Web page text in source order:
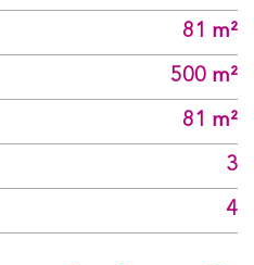
81 m²
500 m²
81 m²
3
4